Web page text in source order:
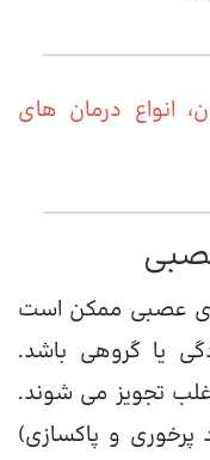
انواع درمان های
عصبی ممکن است
یا گروهی باشد.
تجویز می شوند.
پرخوری و پاکسازی)